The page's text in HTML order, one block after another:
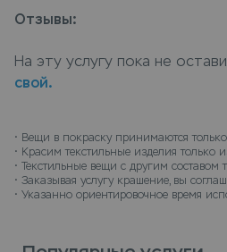
поможет наша услуга vip
технологию окрашивания,
особенности материала
крашение кожаный жилет с
курьер заберет вещи и
все будет готов.
Отзывы:
На эту услугу пока не
свой.
• Вещи в покраску принимаются
• Красим текстильные изделия только
• Текстильные вещи с другим
• Заказывая услугу крашение, вы
• Указанно ориентировочное время